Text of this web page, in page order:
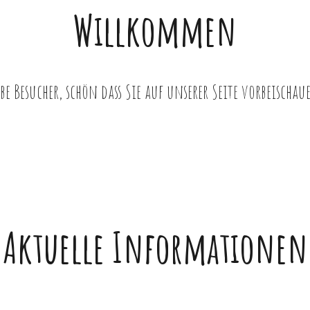
Willkommen
Besucher, schön dass Sie auf unserer Seite
Aktuelle Informationen